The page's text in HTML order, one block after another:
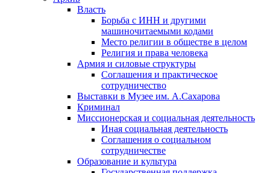
Власть
Борьба с ИНН и другими
машиночитаемыми кодами
Место религии в обществе в целом
Религия и права человека
Армия и силовые структуры
Соглашения и практическое
сотрудничество
Выставки в Музее им. А.Сахарова
Криминал
Миссионерская и социальная деятельность
Иная социальная деятельность
Соглашения о социальном
сотрудничестве
Образование и культура